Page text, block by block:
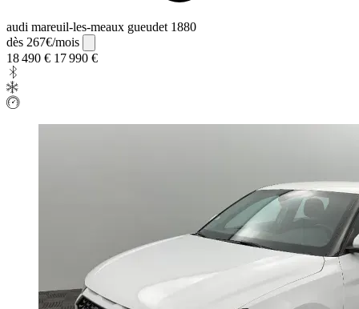
audi mareuil-les-meaux gueudet 1880
dès 267€/mois
18 490 € 17 990 €